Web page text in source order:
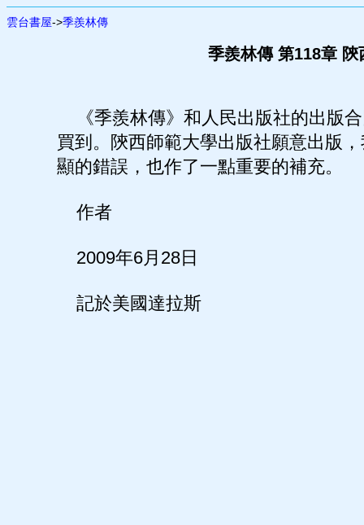
雲台書屋->季羨林傳
季羨林傳 第118章
《季羨林傳》和人民出版社的出版
買到。陝西師範大學出版社願意出版
顯的錯誤，也作了一點重要的補充。
作者
2009年6月28日
記於美國達拉斯